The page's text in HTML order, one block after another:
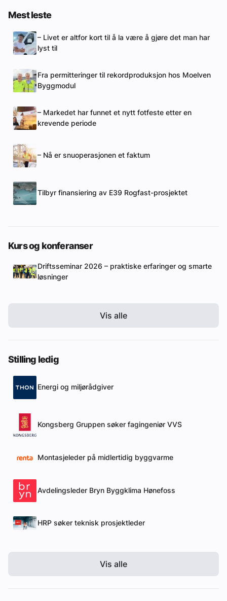
Mest leste
– Livet er altfor kort til å la være å gjøre det man har
lyst til
Fra permitteringer til rekordproduksjon hos Moelven
Byggmodul
– Markedet har funnet et nytt fotfeste etter en
krevende periode
– Nå er snuoperasjonen et faktum
Tilbyr finansiering av E39 Rogfast-prosjektet
Kurs og konferanser
Driftsseminar 2026 – praktiske erfaringer og smarte
løsninger
Vis alle
Stilling ledig
Energi og miljørådgiver
Kongsberg Gruppen søker fagingeniør VVS
Montasjeleder på midlertidig byggvarme
Avdelingsleder Bryn Byggklima Hønefoss
HRP søker teknisk prosjektleder
Vis alle